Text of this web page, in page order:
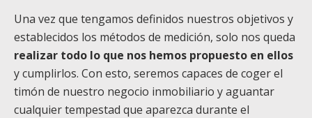
Una vez que tengamos definidos nuestros objetivos y
establecidos los métodos de medición, solo nos queda
realizar todo lo que nos hemos propuesto en ellos
y cumplirlos. Con esto, seremos capaces de coger el
timón de nuestro negocio inmobiliario y aguantar
cualquier tempestad que aparezca durante el